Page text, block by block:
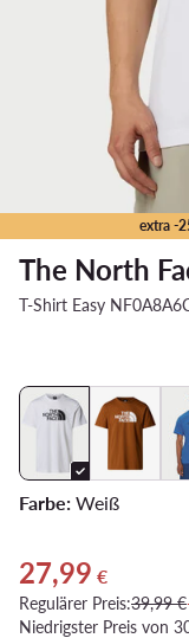
extra -
The North
T-Shirt Easy
Farbe: Weiß
Aktueller Preis 27,99
27,99 €
Regulärer Preis:39,99 €
Niedrigster Preis von